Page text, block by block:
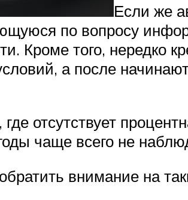
Если же
по вопросу
Кроме того, нередко
а после
отсутствует
чаще всего не
внимание на